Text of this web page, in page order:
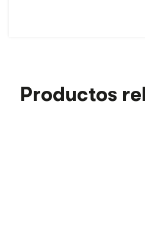
Productos